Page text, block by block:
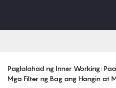
Paglalahad ng Inner Working:
Mga Filter ng Bag ang Hangin at